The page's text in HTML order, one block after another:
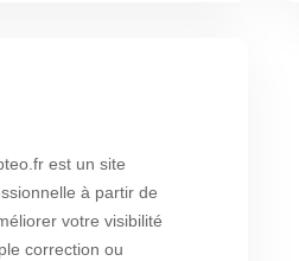
est un site
à partir de
votre visibilité
correction ou